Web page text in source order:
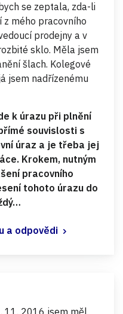
se zeptala, zda-li
mého pracovního
prodejny a v
sklo. Měla jsem
šlach. Kolegové
jsem nadřízenému
k úrazu při plnění
souvislosti s
úraz a je třeba jej
Krokem, nutným
pracovního
tohoto úrazu do
a odpovědi